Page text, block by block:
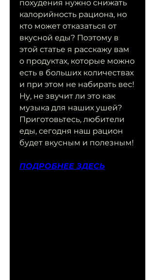
похудения нужно снижать
калорийность рациона, но
кто может отказаться от
вкусной еды? Поэтому в
этой статье я расскажу вам
о продуктах, которые можно
есть в больших количествах
и при этом не набирать вес!
Ну, не звучит ли это как
музыка для наших ушей?
Приготовьтесь, любители
еды, сегодня наш рацион
будет вкусным и полезным!
ПОДРОБНЕЕ ЗДЕСЬ